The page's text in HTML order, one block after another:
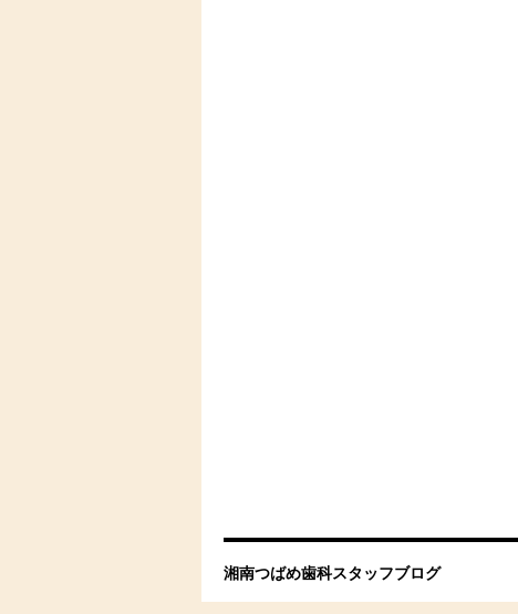
湘南つばめ歯科スタッフブログ